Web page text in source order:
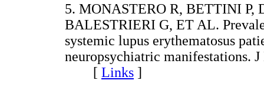
5. MONASTERO R, BETTINI
BALESTRIERI G, ET AL.
systemic lupus erythematosus
neuropsychiatric manifestations.
[ Links ]